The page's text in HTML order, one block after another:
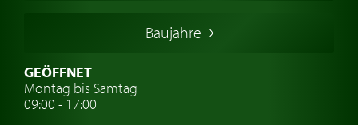
Schwedische Oldtimer
Oldtimer mit h-kennzeichen
Auto Oldtimer Markt
Baujahre
GEÖFFNET
Montag bis Samtag
09:00 - 17:00